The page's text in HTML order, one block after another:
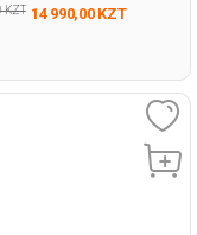
KZT 14 990,00 KZT